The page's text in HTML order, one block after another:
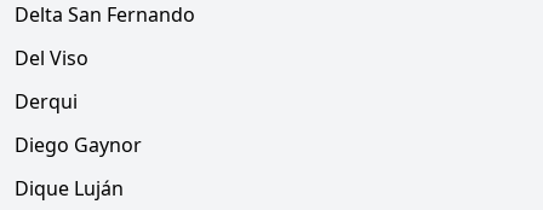
Delta San Fernando
Del Viso
Derqui
Diego Gaynor
Dique Luján